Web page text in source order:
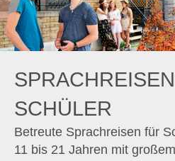
SCHÜLER
Betreute Sprachreisen für
11 bis 21 Jahren mit